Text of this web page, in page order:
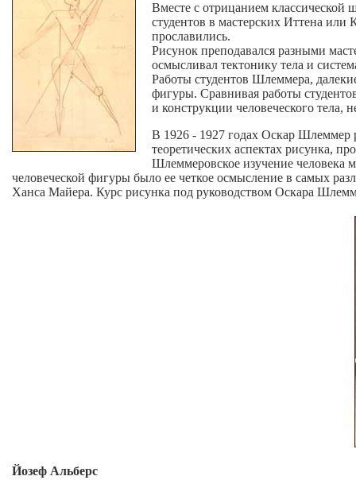
Вместе с отрицанием классической
студентов в мастерских Иттена или
прославились.
Рисунок преподавался разными
осмысливал тектонику тела и
Работы студентов Шлеммера,
фигуры. Сравнивая работы
и конструкции человеческого тела,
В 1926 - 1927 годах Оскар Шлеммер
теоретических аспектах рисунка,
Шлеммеровское изучение человека
человеческой фигуры было ее четкое осмысление в самых
Ханса Майера. Курс рисунка под руководством Оскара
Йозеф Альберс